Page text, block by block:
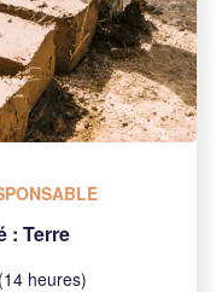
: Terre
heures)